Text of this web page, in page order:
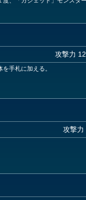
攻撃力
手札に加える。
攻撃力